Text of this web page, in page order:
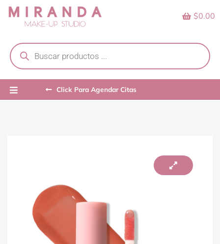
Skip
search
$0.00
Click Para Agendar Citas